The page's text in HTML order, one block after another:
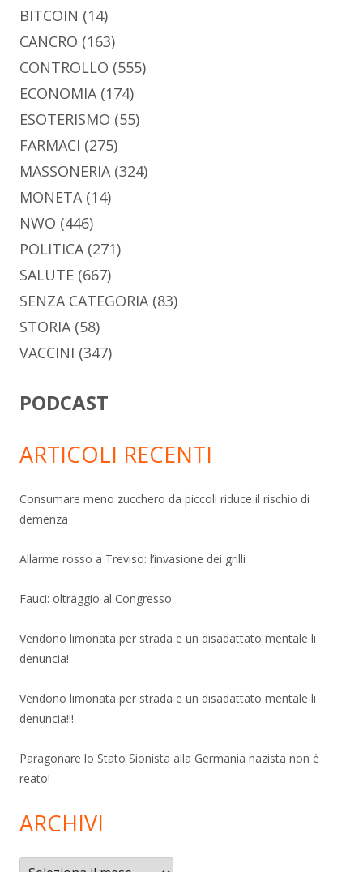
BITCOIN (14)
CANCRO (163)
CONTROLLO (555)
ECONOMIA (174)
ESOTERISMO (55)
FARMACI (275)
MASSONERIA (324)
MONETA (14)
NWO (446)
POLITICA (271)
SALUTE (667)
SENZA CATEGORIA (83)
STORIA (58)
VACCINI (347)
PODCAST
ARTICOLI RECENTI
Consumare meno zucchero da piccoli riduce il rischio di
demenza
Allarme rosso a Treviso: l’invasione dei grilli
Fauci: oltraggio al Congresso
Vendono limonata per strada e un disadattato mentale li
denuncia!
Vendono limonata per strada e un disadattato mentale li
denuncia!!!
Paragonare lo Stato Sionista alla Germania nazista non è
reato!
ARCHIVI
Archivi